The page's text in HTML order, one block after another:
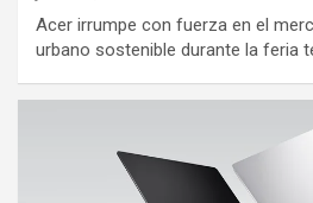
Acer irrumpe con fuerza en el
urbano sostenible durante la feria